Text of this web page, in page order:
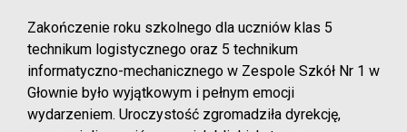
Zakończenie roku szkolnego dla uczniów klas 5
technikum logistycznego oraz 5 technikum
informatyczno-mechanicznego w Zespole Szkół Nr 1 w
Głownie było wyjątkowym i pełnym emocji
wydarzeniem. Uroczystość zgromadziła dyrekcję,